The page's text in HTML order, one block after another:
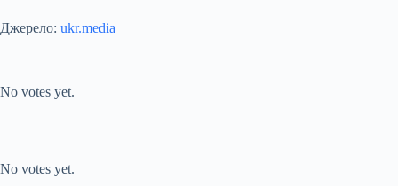
Джерело: ukr.media
No votes yet.
No votes yet.